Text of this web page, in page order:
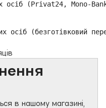
осіб (Privat24, Mono-
осіб (безготівковий
в нашому магазині,